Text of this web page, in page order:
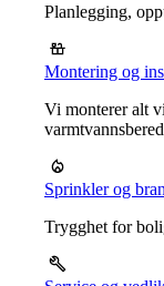
Planlegging,
Montering og
Vi monterer alt
Sprinkler og
Trygghet for